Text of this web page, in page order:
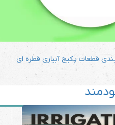
قطعات پکیج آبیاری قطره ای